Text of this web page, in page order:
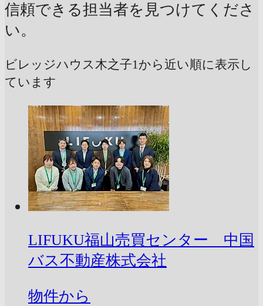
信頼できる担当者を見つけてくださ
い。
ビレッジハウス木之子1から近い順に表示し
ています
LIFUKU福山売買センター 中国
バス不動産株式会社
物件から